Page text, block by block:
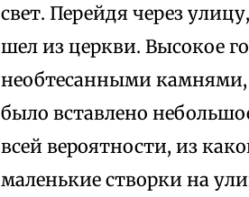
свет. Перейдя через
шел из церкви. Высокое
необтесанными камнями,
было вставлено
всей вероятности, из
маленькие створки на